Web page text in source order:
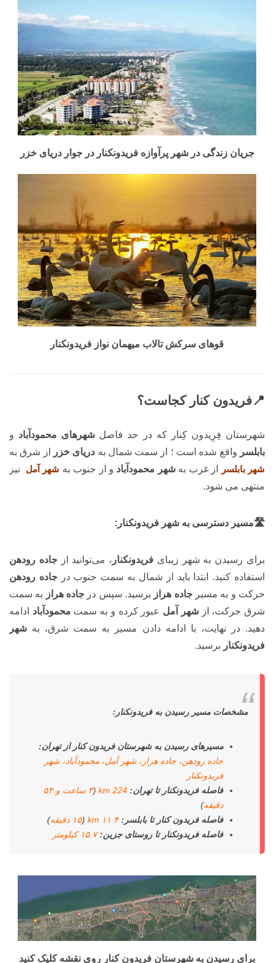
جریان زندگی در شهر پرآوازه فریدونکنار در جوار دریای خزر
قوهای سرکش تالاب میهمان نواز فریدونکنار
📍فریدون کنار کجاست؟
شهرستان فِرِیدون کِنار که در حد فاصل شهرهای محمودآباد و
بابلسر واقع شده است ؛ از سمت شمال به دریای خزر
از شرق به
شهر بابلسر از غرب به شهر محمودآباد و از جنوب به شهر آمل
نیز
منتهی می شود.
🛣️مسیر دسترسی به شهر فریدونکنار:
برای رسیدن به شهر زیبای فریدونکنار ، می‌توانید از
جاده رودهن
استفاده کنید. ابتدا باید از شمال به سمت جنوب در
جاده رودهن
حرکت و به مسیرجاده هراز برسید. سپس در جاده هراز
به سمت
شرق حرکت، ازشهر آمل عبور کرده و به سمت محمودآباد ادامه
دهید. در نهایت، با ادامه دادن مسیر به سمت شرق، به شهر
فریدونکنار برسید.
مشخصات مسیر رسیدن به فریدونکنار:
مسیرهای رسیدن به شهرستان فریدون کنار از تهران:
جاده رودهن، جاده هراز، شهر آمل، محمودآباد، شهر
فریدونکنار
فاصله فریدونکنار تا تهران: 224 km
(
۳ ساعت و ۵۴
دقیقه)
فاصله فریدون کنار تا بابلسر: ۱۱.۴ (۱۵ دقیقه
)
فاصله فریدونکنار تا روستای جزین: ۱۵.۷ کیلومتر
برای رسیدن به شهرستان فریدون کنار روی نقشه کلیک کنید